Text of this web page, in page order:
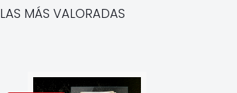
LAS MÁS VALORADAS